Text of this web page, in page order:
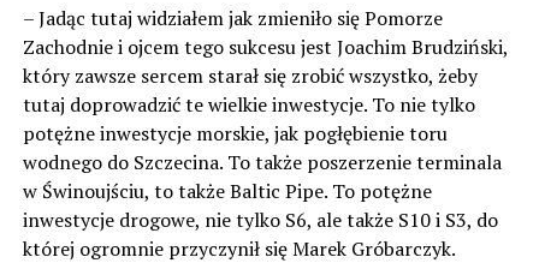
– Jadąc tutaj widziałem jak zmieniło się Pomorze
Zachodnie i ojcem tego sukcesu jest Joachim Brudziński,
który zawsze sercem starał się zrobić wszystko, żeby
tutaj doprowadzić te wielkie inwestycje. To nie tylko
potężne inwestycje morskie, jak pogłębienie toru
wodnego do Szczecina. To także poszerzenie terminala
w Świnoujściu, to także Baltic Pipe. To potężne
inwestycje drogowe, nie tylko S6, ale także S10 i S3, do
której ogromnie przyczynił się Marek Gróbarczyk.